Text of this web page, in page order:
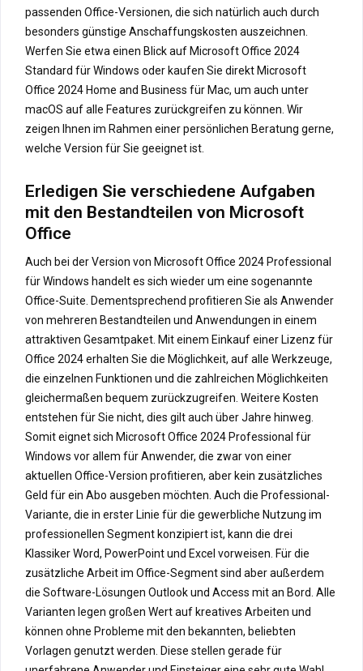
passenden Office-Versionen, die sich natürlich auch durch
besonders günstige Anschaffungskosten auszeichnen.
Werfen Sie etwa einen Blick auf Microsoft Office 2024
Standard für Windows oder kaufen Sie direkt Microsoft
Office 2024 Home and Business für Mac, um auch unter
macOS auf alle Features zurückgreifen zu können. Wir
zeigen Ihnen im Rahmen einer persönlichen Beratung gerne,
welche Version für Sie geeignet ist.
Erledigen Sie verschiedene Aufgaben
mit den Bestandteilen von Microsoft
Office
Auch bei der Version von Microsoft Office 2024 Professional
für Windows handelt es sich wieder um eine sogenannte
Office-Suite. Dementsprechend profitieren Sie als Anwender
von mehreren Bestandteilen und Anwendungen in einem
attraktiven Gesamtpaket. Mit einem Einkauf einer Lizenz für
Office 2024 erhalten Sie die Möglichkeit, auf alle Werkzeuge,
die einzelnen Funktionen und die zahlreichen Möglichkeiten
gleichermaßen bequem zurückzugreifen. Weitere Kosten
entstehen für Sie nicht, dies gilt auch über Jahre hinweg.
Somit eignet sich Microsoft Office 2024 Professional für
Windows vor allem für Anwender, die zwar von einer
aktuellen Office-Version profitieren, aber kein zusätzliches
Geld für ein Abo ausgeben möchten. Auch die Professional-
Variante, die in erster Linie für die gewerbliche Nutzung im
professionellen Segment konzipiert ist, kann die drei
Klassiker Word, PowerPoint und Excel vorweisen. Für die
zusätzliche Arbeit im Office-Segment sind aber außerdem
die Software-Lösungen Outlook und Access mit an Bord. Alle
Varianten legen großen Wert auf kreatives Arbeiten und
können ohne Probleme mit den bekannten, beliebten
Vorlagen genutzt werden. Diese stellen gerade für